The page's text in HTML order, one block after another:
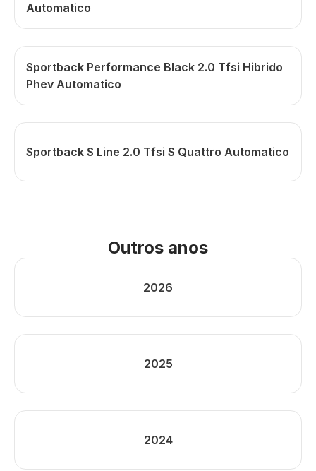
Automatico
Sportback Performance Black 2.0 Tfsi Hibrido
Phev Automatico
Sportback S Line 2.0 Tfsi S Quattro Automatico
Outros anos
2026
2025
2024